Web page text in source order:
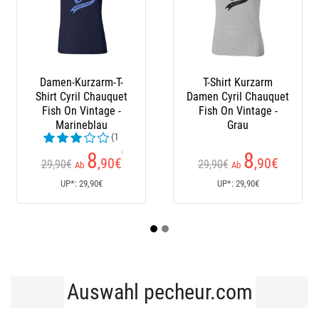
Damen-Kurzarm-T-
Shirt Cyril Chauquet
Fish On Vintage -
Marineblau
(1
Kundenrezensionen)
29,90€ Ab 8 ,90€
UP*: 29,90€
T-Shirt Kurzarm
Damen Cyril Chauquet
Fish On Vintage -
Grau
29,90€ Ab 8 ,90€
UP*: 29,90€
Auswahl pecheur.com